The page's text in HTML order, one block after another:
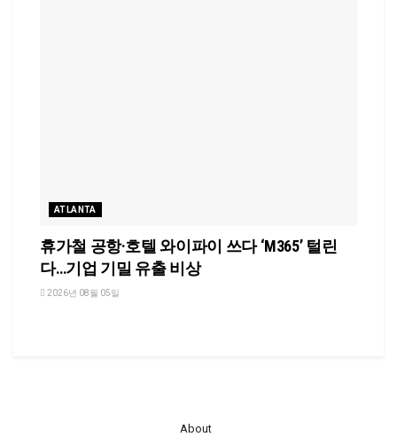
ATLANTA
휴가철 공항·호텔 와이파이 쓰다 ‘M365’ 털린
다…기업 기밀 유출 비상
2026년 08월 05일
About